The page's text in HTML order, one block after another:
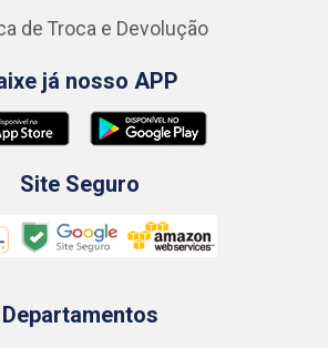
de Troca e Devolução
já nosso APP
Site Seguro
Departamentos